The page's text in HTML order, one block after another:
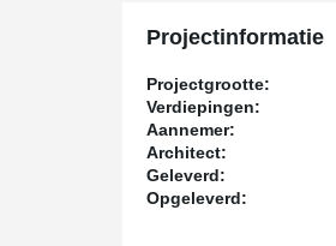
Projectinformatie
Projectgrootte:
Verdiepingen:
Aannemer:
Architect:
Geleverd:
Opgeleverd: